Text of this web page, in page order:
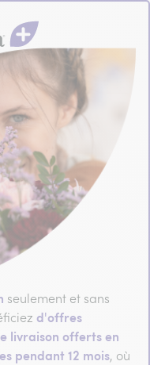
seulement et sans
d'offres
livraison offerts en
pendant 12 mois, où